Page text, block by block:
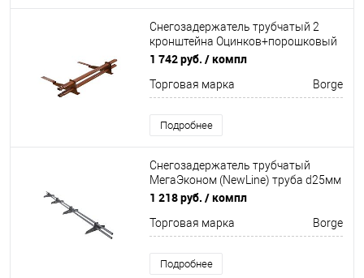
Снегозадержатель трубчатый 2
кронштейна Оцинков+порошковый
окрас 1500мм Borge
1 742 руб. / компл
Торговая марка Borge
Подробнее
Снегозадержатель трубчатый
МегаЭконом (NewLine) труба d25мм
4 кронштейна
3000мм Borge
1 218 руб. / компл
Торговая марка Borge
Подробнее